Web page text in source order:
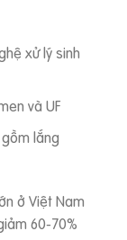
xử lý sinh
và UF
lắng
ở Việt Nam
60-70%